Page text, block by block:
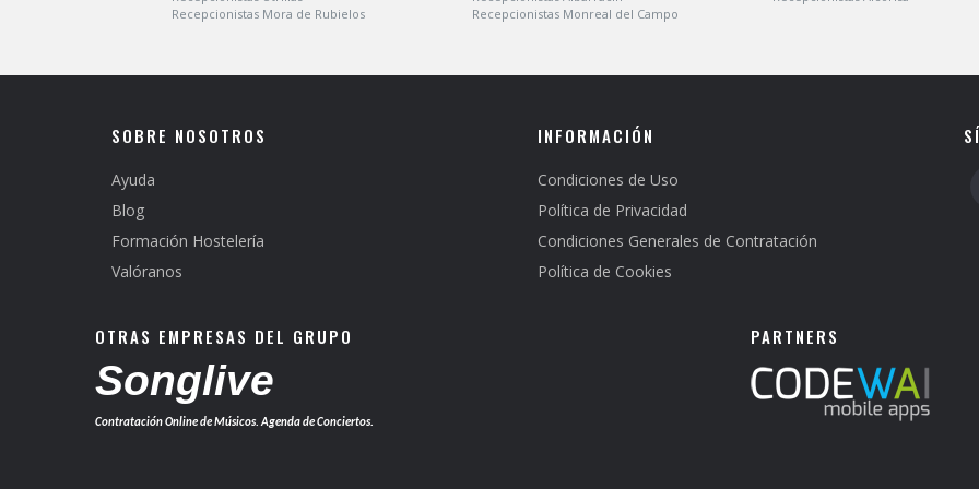
Recepcionistas Mora de Rubielos
Recepcionistas Monreal del Campo
SOBRE NOSOTROS
Ayuda
Blog
Formación Hostelería
Valóranos
INFORMACIÓN
Condiciones de Uso
Política de Privacidad
Condiciones Generales de Contratación
Política de Cookies
OTRAS EMPRESAS DEL GRUPO
Songlive
Contratación Online de Músicos. Agenda de Conciertos.
PARTNERS